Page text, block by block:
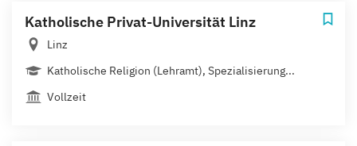
Katholische Privat-Universität Linz
Linz
Katholische Religion (Lehramt), Spezialisierung...
Vollzeit